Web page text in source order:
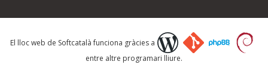
Què proposeu?
El lloc web de Softcatalà funciona gràcies a
entre altre programari lliure.